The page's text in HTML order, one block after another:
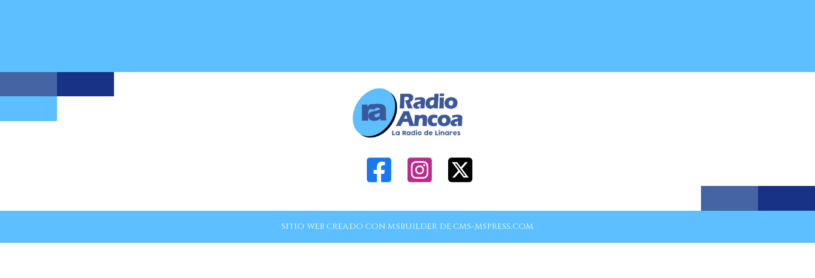
SITIO WEB CREADO CON MSBUILDER DE CMS-MSPRESS.COM